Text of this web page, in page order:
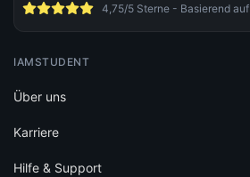
4,75/5 Sterne - Basierend
IAMSTUDENT
Über uns
Karriere
Hilfe & Support